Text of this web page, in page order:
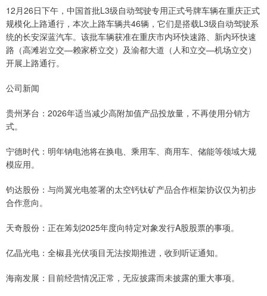
12月26日下午，中国首批L3级自动驾驶专用正式号牌车辆在重庆正式
规模化上路通行，本次上路车辆共46辆，它们是搭载L3级自动驾驶系
统的长安深蓝汽车。该批车辆获准在重庆市内环快速路、新内环快速
路（高滩岩立交—赖家桥立交）及渝都大道（人和立交—机场立交）
开展上路通行。
公司新闻
贵州茅台：2026年适当减少高附加值产品投放量，不再使用分销方
式。
宁德时代：明年钠电池将在换电、乘用车、商用车、储能等领域大规
模应用。
钧达股份：与尚翼光电签署的太空钙钛矿产品合作框架协议仅为初步
合作意向。
天奇股份：正在筹划2025年度向特定对象发行A股股票的事项。
亿晶光电：全椒县光伏项目无法按期推进，收到听证通知。
海南发展：目前经营情况正常，无应披露而未披露的重大事项。